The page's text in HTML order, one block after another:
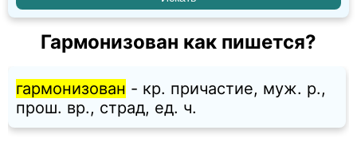
Гармонизован как пишется?
гармонизован - кр. причастие, муж. p.,
прош. вр., страд, ед. ч.